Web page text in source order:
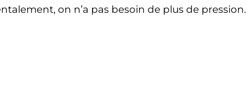
on n’a pas besoin de plus de pression.